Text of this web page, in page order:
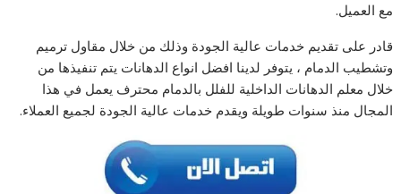
مع العميل.
قادر على تقديم خدمات عالية الجودة وذلك من خلال مقاول ترميم
وتشطيب الدمام ، يتوفر لدينا افضل انواع الدهانات يتم تنفيذها من
خلال معلم الدهانات الداخلية للفلل بالدمام محترف يعمل في هذا
المجال منذ سنوات طويلة ويقدم خدمات عالية الجودة لجميع العملاء.